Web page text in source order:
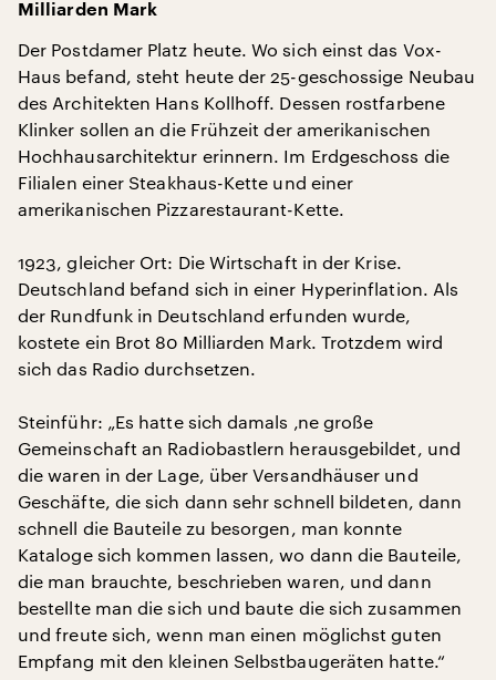
Milliarden Mark
Der Postdamer Platz heute. Wo sich einst das Vox-
Haus befand, steht heute der 25-geschossige Neubau
des Architekten Hans Kollhoff. Dessen rostfarbene
Klinker sollen an die Frühzeit der amerikanischen
Hochhausarchitektur erinnern. Im Erdgeschoss die
Filialen einer Steakhaus-Kette und einer
amerikanischen Pizzarestaurant-Kette.
1923, gleicher Ort: Die Wirtschaft in der Krise.
Deutschland befand sich in einer Hyperinflation. Als
der Rundfunk in Deutschland erfunden wurde,
kostete ein Brot 80 Milliarden Mark. Trotzdem wird
sich das Radio durchsetzen.
Steinführ: „Es hatte sich damals ‚ne große
Gemeinschaft an Radiobastlern herausgebildet, und
die waren in der Lage, über Versandhäuser und
Geschäfte, die sich dann sehr schnell bildeten, dann
schnell die Bauteile zu besorgen, man konnte
Kataloge sich kommen lassen, wo dann die Bauteile,
die man brauchte, beschrieben waren, und dann
bestellte man die sich und baute die sich zusammen
und freute sich, wenn man einen möglichst guten
Empfang mit den kleinen Selbstbaugeräten hatte.“